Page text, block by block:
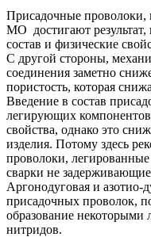
Присадочные
МО достигают
состав и физические
С другой стороны,
соединения заметно
пористость, которая
Введение в состав
легирующих
свойства, однако это
изделия. Потому здесь
проволоки,
сварки не
Аргонодуговая и азотио-
присадочных проволок,
образование
нитридов.